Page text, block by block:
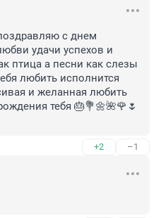
с днем
удачи успехов и
птица а песни как слезы
любить исполнится
и желанная любить
тебя 🎂💐🌼🌺🌹🌷
+2 –1